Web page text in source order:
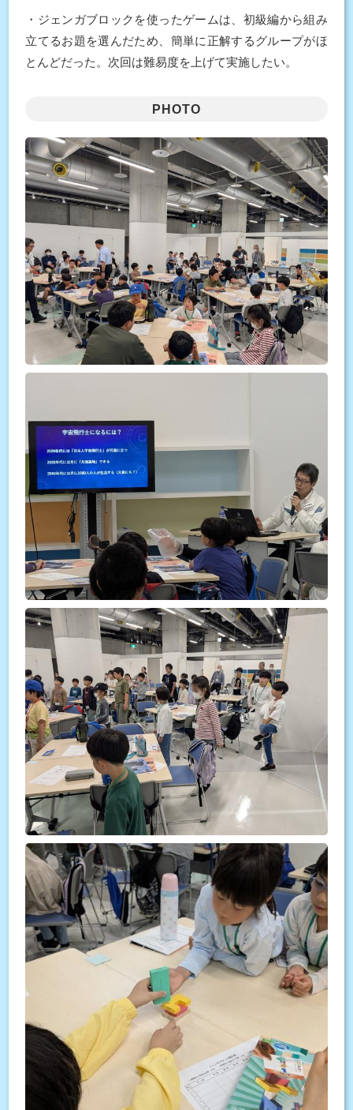
・ジェンガブロックを使ったゲームは、初級編から組み
立てるお題を選んだため、簡単に正解するグループがほ
とんどだった。次回は難易度を上げて実施したい。
PHOTO